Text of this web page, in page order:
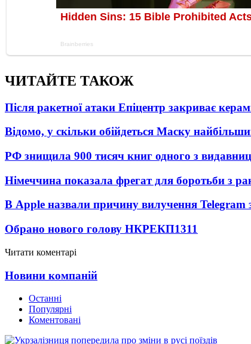
ЧИТАЙТЕ ТАКОЖ
Після ракетної атаки Епіцентр закриває
Відомо, у скільки обійдеться Маску
РФ знищила 900 тисяч книг одного з
Німеччина показала фрегат для боротьби з
В Apple назвали причину вилучення Telegram
Обрано нового голову НКРЕКП1311
Читати коментарі
Новини компаній
Останні
Популярні
Коментовані